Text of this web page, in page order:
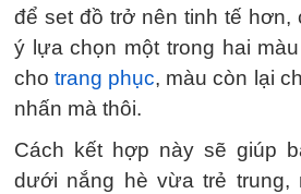
để set đồ trở nên tinh tế hơn,
ý lựa chọn một trong hai
chotrang phục, màu còn lại
nhấn mà thôi.
Cách kết hợp này sẽ giúp
dưới nắng hè vừa trẻ trung,